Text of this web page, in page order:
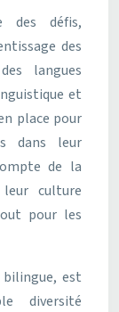
des défis,
des
langues
et
place pour
dans leur
de la
culture
pour les
bilingue, est
diversité